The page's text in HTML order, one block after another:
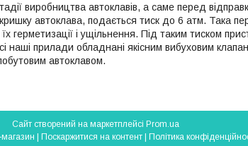
виробництва автоклавів, а саме перед
кришку автоклава, подається тиск до 6 атм. Така
герметизації і ущільнення. Під таким тиском
наші прилади обладнані якісним вибуховим
автоклавом.
Сайт створений на маркетплейсі Prom.ua
Поскаржитися на контент Політика